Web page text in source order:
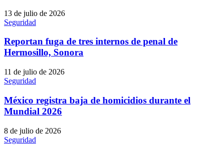
13 de julio de 2026
Seguridad
Reportan fuga de tres internos de penal de
Hermosillo, Sonora
11 de julio de 2026
Seguridad
México registra baja de homicidios durante el
Mundial 2026
8 de julio de 2026
Seguridad